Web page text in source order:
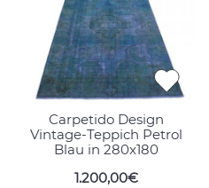
Carpetido Design
Vintage-Teppich Petrol
Blau in 280x180
1.200,00€